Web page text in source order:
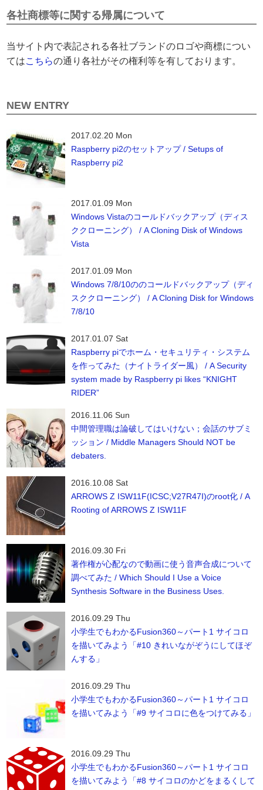
各社商標等に関する帰属について
当サイト内で表記される各社ブランドのロゴや商標につい
てはこちらの通り各社がその権利等を有しております。
NEW ENTRY
2017.02.20 Mon
Raspberry pi2のセットアップ / Setups of
Raspberry pi2
2017.01.09 Mon
Windows Vistaのコールドバックアップ（ディス
ククローニング） / A Cloning Disk of Windows
Vista
2017.01.09 Mon
Windows 7/8/10ののコールドバックアップ（ディ
スククローニング） / A Cloning Disk for Windows
7/8/10
2017.01.07 Sat
Raspberry piでホーム・セキュリティ・システム
を作ってみた（ナイトライダー風） / A Security
system made by Raspberry pi likes “KNIGHT
RIDER”
2016.11.06 Sun
中間管理職は論破してはいけない；会話のサブミ
ッション / Middle Managers Should NOT be
debaters.
2016.10.08 Sat
ARROWS Z ISW11F(ICSC;V27R47I)のroot化 / A
Rooting of ARROWS Z ISW11F
2016.09.30 Fri
著作権が心配なので動画に使う音声合成について
調べてみた / Which Should I Use a Voice
Synthesis Software in the Business Uses.
2016.09.29 Thu
小学生でもわかるFusion360～パート1 サイコロ
を描いてみよう「#10 きれいながぞうにしてほぞ
んする」
2016.09.29 Thu
小学生でもわかるFusion360～パート1 サイコロ
を描いてみよう「#9 サイコロに色をつけてみる」
2016.09.29 Thu
小学生でもわかるFusion360～パート1 サイコロ
を描いてみよう「#8 サイコロのかどをまるくして